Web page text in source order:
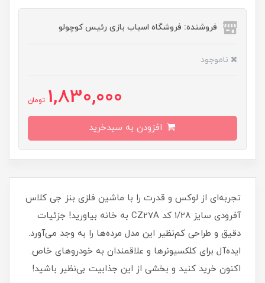
فروشنده: فروشگاه اسباب بازی رئیس کوچولو
ناموجود
1,830,000 تومان
تجربه‌ای از لوکس و قدرت را با ماشین فلزی بنز جی کلاس
آفرودی سایز 1/28 کد CZ27A به خانه بیاورید! جزئیات
دقیق و طراحی کم‌نظیر این مدل مرده‌ها را به وجد می‌آورد.
ایده‌آل برای کلکسیونرها و علاقمندان به خودروهای خاص.
اکنون خرید کنید و بخشی از این جذابیت بی‌نظیر باشید!